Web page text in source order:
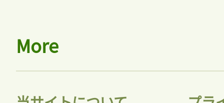
More